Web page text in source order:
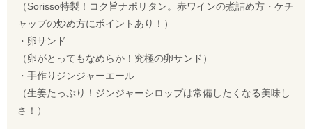
（Sorisso特製！コク旨ナポリタン。赤ワインの煮詰め方・ケチ
ャップの炒め方にポイントあり！）
・卵サンド
（卵がとってもなめらか！究極の卵サンド）
・手作りジンジャーエール
（生姜たっぷり！ジンジャーシロップは常備したくなる美味し
さ！）